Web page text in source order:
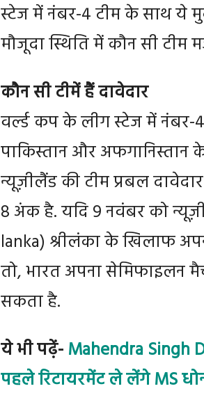
स्टेज में नंबर-4 टीम के साथ ये
मौजूदा स्थिति में कौन सी टीम
कौन सी टीमें हैं दावेदार
वर्ल्ड कप के लीग स्टेज में नंबर-
पाकिस्तान और अफगानिस्तान
न्यूज़ीलैंड की टीम प्रबल
8 अंक है. यदि 9 नवंबर को
lanka) श्रीलंका के खिलाफ
तो, भारत अपना
सकता है.
ये भी पढ़ें- Mahendra Singh
पहले रिटायरमेंट ले लेंगे MS